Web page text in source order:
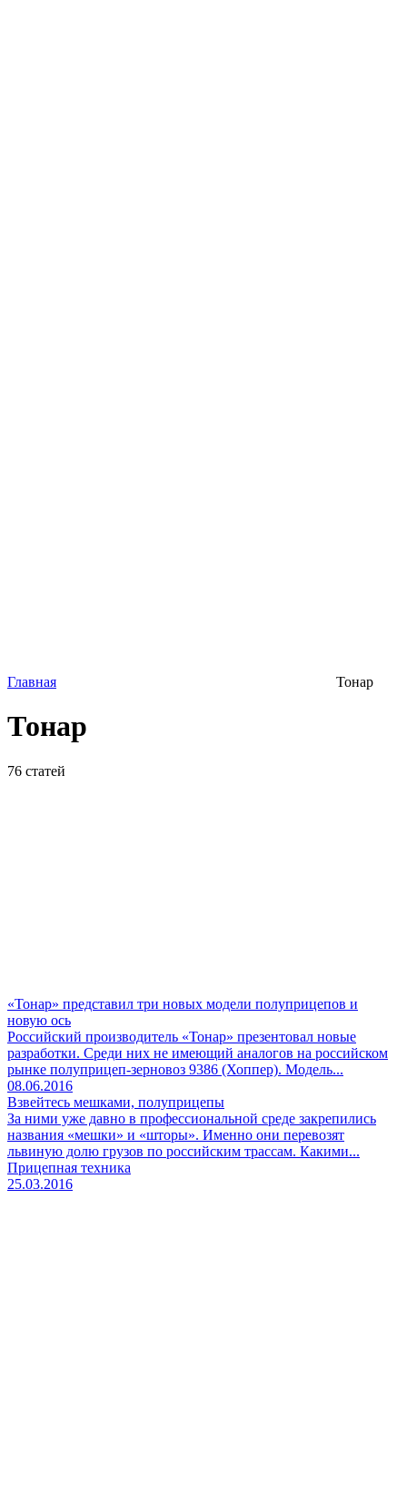
Главная Тонар
Тонар
76 статей
«Тонар» представил три новых модели полуприцепов и
новую ось
Российский производитель «Тонар» презентовал новые
разработки. Среди них не имеющий аналогов на российском
рынке полуприцеп-зерновоз 9386 (Хоппер). Модель...
08.06.2016
Взвейтесь мешками, полуприцепы
За ними уже давно в профессиональной среде закрепились
названия «мешки» и «шторы». Именно они перевозят
львиную долю грузов по российским трассам. Какими...
Прицепная техника
25.03.2016